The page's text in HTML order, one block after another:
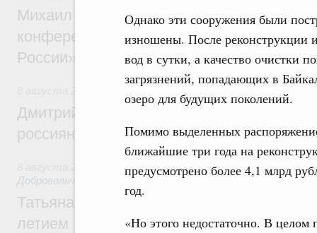
Однако эти сооружения были
изношены. После реконструкции
вод в сутки, а качество очистки
загрязнений, попадающих в
озеро для будущих поколений.
Помимо выделенных
ближайшие три года на
предусмотрено более 4,1 млрд
год.
«Но этого недостаточно. В целом
Михаил Мишустин дал поручения по
конференции «Цифровая индустрия
России»
Дмитрий Чернышенко и Михаил
россиян с Днём физкультурника
Социальные инновации. Некоммерческие
Добровольчество и волонтёрство. Благотворительность
Татьяна Голикова поздравила
летием